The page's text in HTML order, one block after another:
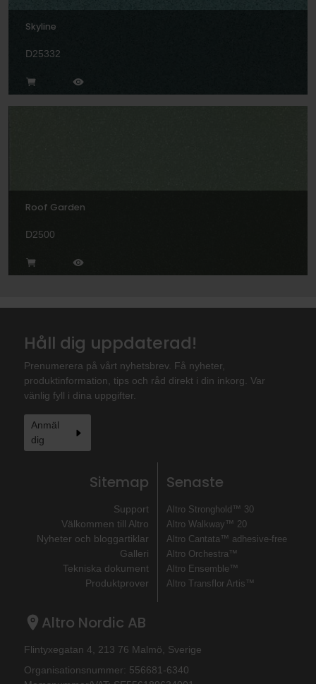
Skyline
D25332
Roof Garden
D2500
Håll dig uppdaterad!
Prenumerera på vårt nyhetsbrev. Få nyheter,
produktinformation, tips och råd direkt i din inkorg. Var
vänlig fyll i dina uppgifter.
Anmäl
dig
Sitemap
Support
Välkommen till Altro
Nyheter och bloggartiklar
Galleri
Tekniska dokument
Produktprover
Senaste
Altro Stronghold™ 30
Altro Walkway™ 20
Altro Cantata™ adhesive‐free
Altro Orchestra™
Altro Ensemble™
Altro Transflor Artis™
Altro Nordic AB
Flintyxegatan 4, 213 76 Malmö, Sverige
Organisationsnummer: 556681-6340